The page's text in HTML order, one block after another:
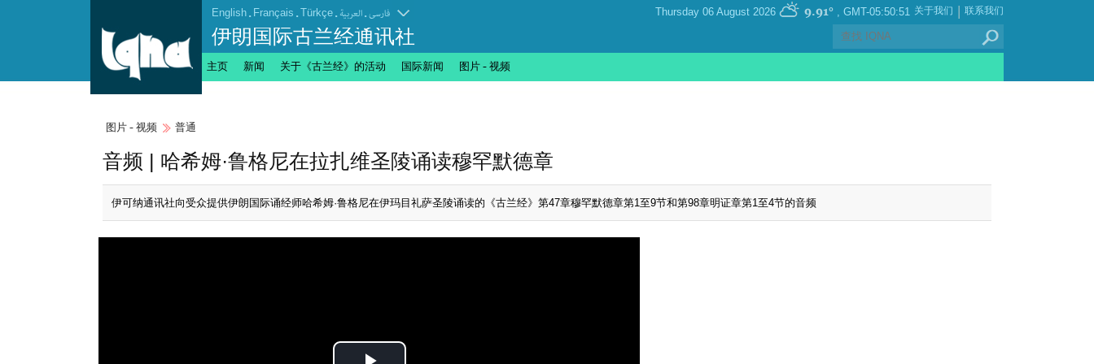
English . Français . Türkçe . العربیة.فارسی
伊朗国际古兰经通讯社
GMT-05:50:51
, Thursday 06 August 2026
9.91° 联系我们
|
关于我们
主页 新闻 关于《古兰经》的活动 国际新闻 图片 - 视频
图片 - 视频 普通
音频 | 哈希姆·鲁格尼在拉扎维圣陵诵读穆罕默德章
伊可纳通讯社向受众提供伊朗国际诵经师哈希姆·鲁格尼在伊玛目礼萨圣陵诵读的《古兰经》第47章穆罕默德章第1至9节和第98章明证章第1至4节的音频